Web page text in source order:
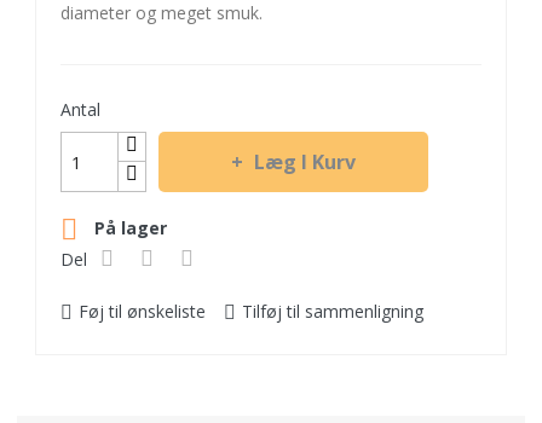
diameter og meget smuk.
Antal
Læg I Kurv

På lager
Del
Føj til ønskeliste Tilføj til sammenligning